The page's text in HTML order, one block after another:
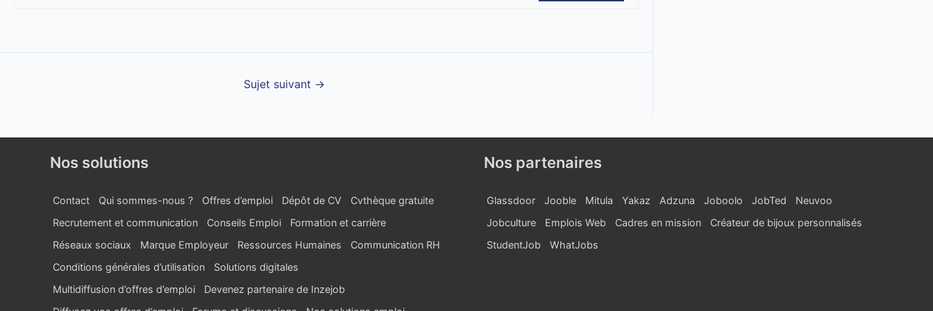
Sujet suivant →
Nos solutions
Contact Qui sommes-nous ? Offres d’emploi Dépôt de CV
Cvthèque gratuite
Recrutement et communication
Conseils Emploi
Formation et carrière
Réseaux sociaux
Marque Employeur Ressources Humaines
Communication RH
Conditions générales d’utilisation
Solutions digitales
Multidiffusion d’offres d’emploi
Devenez partenaire de Inzejob
Nos partenaires
Glassdoor Jooble Mitula Yakaz Adzuna Joboolo JobTed
Neuvoo
Jobculture
Emplois Web Cadres en mission
Créateur de bijoux personnalisés
StudentJob
WhatJobs